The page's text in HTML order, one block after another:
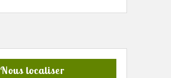
Nous localiser